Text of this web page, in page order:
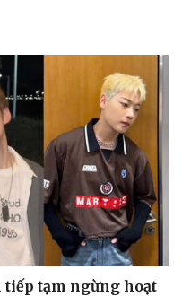
tiếp tạm ngừng hoạt